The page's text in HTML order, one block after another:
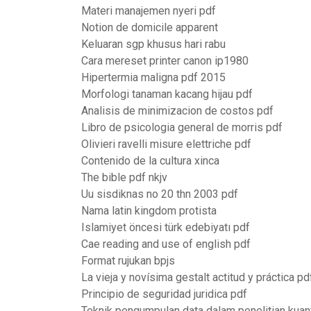
Materi manajemen nyeri pdf
Notion de domicile apparent
Keluaran sgp khusus hari rabu
Cara mereset printer canon ip1980
Hipertermia maligna pdf 2015
Morfologi tanaman kacang hijau pdf
Analisis de minimizacion de costos pdf
Libro de psicologia general de morris pdf
Olivieri ravelli misure elettriche pdf
Contenido de la cultura xinca
The bible pdf nkjv
Uu sisdiknas no 20 thn 2003 pdf
Nama latin kingdom protista
Islamiyet öncesi türk edebiyatı pdf
Cae reading and use of english pdf
Format rujukan bpjs
La vieja y novísima gestalt actitud y práctica
Principio de seguridad juridica pdf